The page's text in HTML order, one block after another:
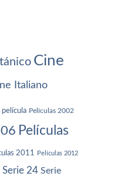
Cine
Italiano
película Películas 2002
Películas
2011 Películas 2012
Serie 24 Serie